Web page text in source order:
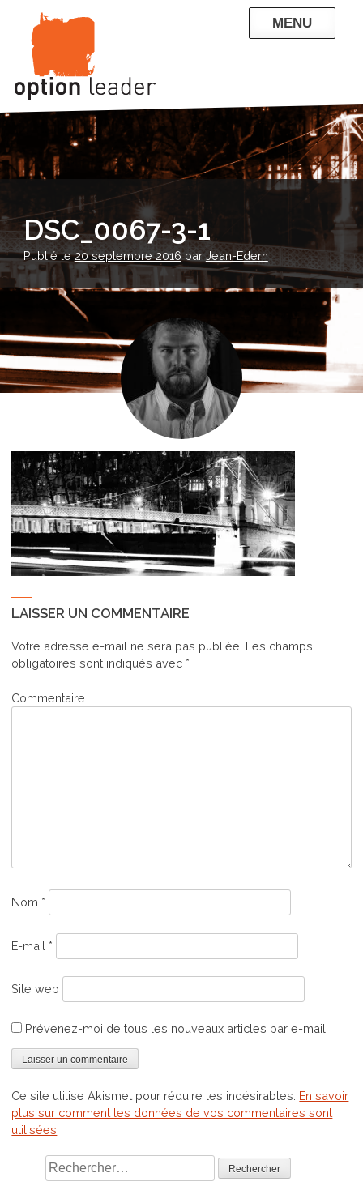
content
MENU
PARTICULIERS
CONTACT
BLOG
DSC_0067-3-1
Publié le20 septembre 2016parJean-Edern
LAISSER UN COMMENTAIRE
Votre adresse e-mail ne sera pas publiée. Les champs
obligatoires sont indiqués avec *
Commentaire
Nom *
E-mail *
Site web
Prévenez-moi de tous les nouveaux articles par e-mail.
Ce site utilise Akismet pour réduire les indésirables. En savoir
plus sur comment les données de vos commentaires sont
utilisées
Rechercher :